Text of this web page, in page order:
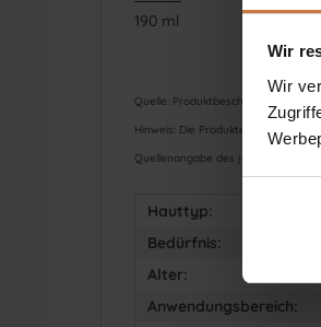
Wir
Wir
190 ml
Quelle: Produktbeschreibung vom
Hinweis: Die Produkte wurden für
Quellenangabe des jeweiligen
Hauttyp:
Bedürfnis:
Alter:
Anwendungsbereich: